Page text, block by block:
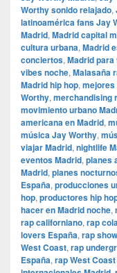
Worthy sonido relajado,
latinoamérica fans Jay
Madrid, Madrid capital
cultura urbana, Madrid
conciertos, Madrid
vibes noche, Malasaña
Madrid hip hop, mejores
Worthy, merchandising
movimiento urbano
americana en Madrid,
música Jay Worthy,
viajar Madrid, nightlife
eventos Madrid, planes
Madrid, planes
España, producciones
hop, productores hip
hacer en Madrid noche,
rap californiano, rap
lovers España, rap
West Coast, rap
España, rap West